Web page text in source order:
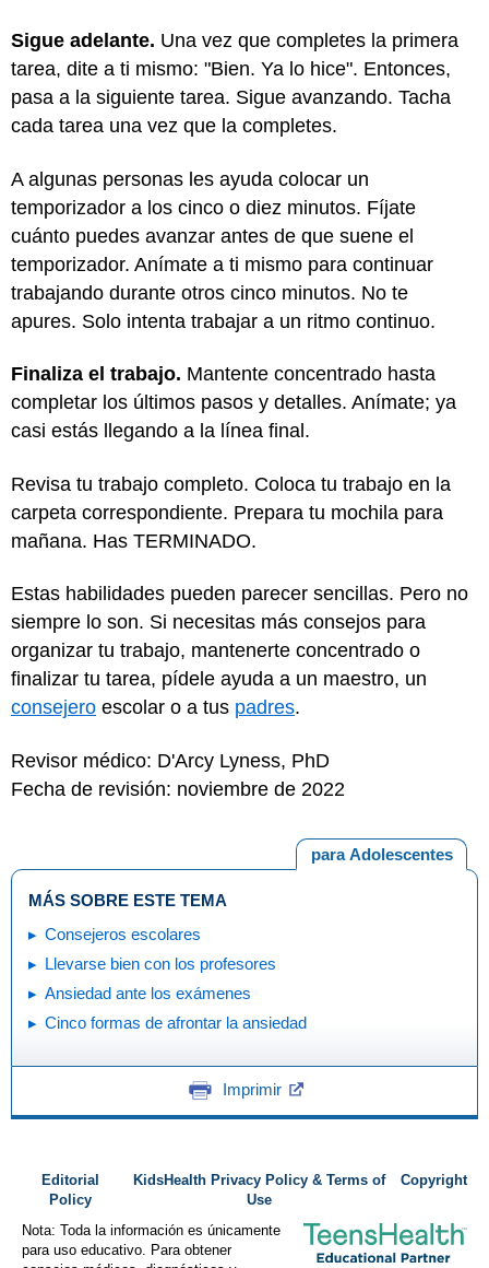
Sigue adelante. Una vez que completes la primera
tarea, dite a ti mismo: "Bien. Ya lo hice". Entonces,
pasa a la siguiente tarea. Sigue avanzando. Tacha
cada tarea una vez que la completes.
A algunas personas les ayuda colocar un
temporizador a los cinco o diez minutos. Fíjate
cuánto puedes avanzar antes de que suene el
temporizador. Anímate a ti mismo para continuar
trabajando durante otros cinco minutos. No te
apures. Solo intenta trabajar a un ritmo continuo.
Finaliza el trabajo. Mantente concentrado hasta
completar los últimos pasos y detalles. Anímate; ya
casi estás llegando a la línea final.
Revisa tu trabajo completo. Coloca tu trabajo en la
carpeta correspondiente. Prepara tu mochila para
mañana. Has TERMINADO.
Estas habilidades pueden parecer sencillas. Pero no
siempre lo son. Si necesitas más consejos para
organizar tu trabajo, mantenerte concentrado o
finalizar tu tarea, pídele ayuda a un maestro, un
consejero escolar o a tus padres.
Revisor médico: D'Arcy Lyness, PhD
Fecha de revisión: noviembre de 2022
para Adolescentes
MÁS SOBRE ESTE TEMA
Consejeros escolares
Llevarse bien con los profesores
Ansiedad ante los exámenes
Cinco formas de afrontar la ansiedad
Imprimir
Editorial
Policy
KidsHealth Privacy Policy & Terms of
Use
Copyright
Nota: Toda la información es únicamente
para uso educativo. Para obtener